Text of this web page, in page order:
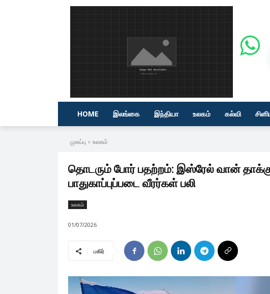
HOME இலங்கை இந்தியா உலகம் கல்வி
முகப்பு உலகம்
தொடரும் போர் பதற்றம்: இஸ்ரேல் வான்
பாதுகாப்புப்படை வீரர்கள் பலி
உலகம்
01/07/2026
பகிர்